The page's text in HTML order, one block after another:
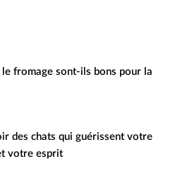
le fromage sont-ils bons pour la
des chats qui guérissent votre
votre esprit